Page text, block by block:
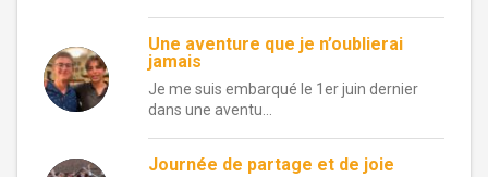
Une aventure que je n’oublierai
jamais
Je me suis embarqué le 1er juin dernier
dans une aventu...
Journée de partage et de joie